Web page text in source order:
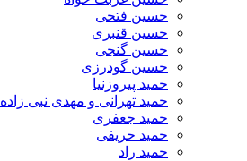
حسین فتحی
حسین قنبری
حسین گنجی
حسین گودرزی
حمید پیروزنیا
حمید تهرانی و مهدی نبی زاده
حمید جعفری
حمید حریفی
حمید راد